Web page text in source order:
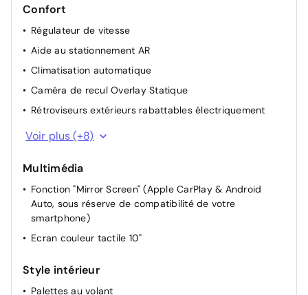
Confort
Régulateur de vitesse
Aide au stationnement AR
Climatisation automatique
Caméra de recul Overlay Statique
Rétroviseurs extérieurs rabattables électriquement
Siège passager réglable en hauteur
Siège passager à réglage mécanique
Siège conducteur avec réglage lombaire
Retroviseur interieur jour-nuit
Lève-vitres AR électriques
Voir plus (+8)
Multimédia
Fonction "Mirror Screen" (Apple CarPlay & Android
Auto, sous réserve de compatibilité de votre
smartphone)
Ecran couleur tactile 10"
Style intérieur
Palettes au volant